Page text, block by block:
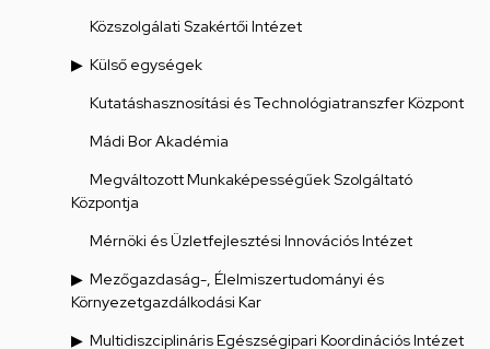
Közszolgálati Szakértői Intézet
Külső egységek
Kutatáshasznosítási és Technológiatranszfer Központ
Mádi Bor Akadémia
Megváltozott Munkaképességűek Szolgáltató
Központja
Mérnöki és Üzletfejlesztési Innovációs Intézet
Mezőgazdaság-, Élelmiszertudományi és
Környezetgazdálkodási Kar
Multidiszciplináris Egészségipari Koordinációs Intézet